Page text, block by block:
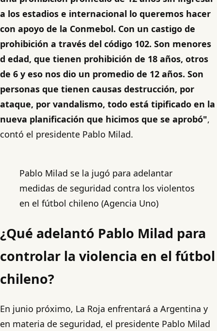
a los estadios e internacional lo queremos hacer
con apoyo de la Conmebol. Con un castigo de
prohibición a través del código 102. Son menores
d edad, que tienen prohibición de 18 años, otros
de 6 y eso nos dio un promedio de 12 años. Son
personas que tienen causas destrucción, por
ataque, por vandalismo, todo está tipificado en la
nueva planificación que hicimos que se aprobó",
contó el presidente Pablo Milad.
Pablo Milad se la jugó para adelantar
medidas de seguridad contra los violentos
en el fútbol chileno (Agencia Uno)
¿Qué adelantó Pablo Milad para
controlar la violencia en el fútbol
chileno?
En junio próximo, La Roja enfrentará a Argentina y
en materia de seguridad, el presidente Pablo Milad